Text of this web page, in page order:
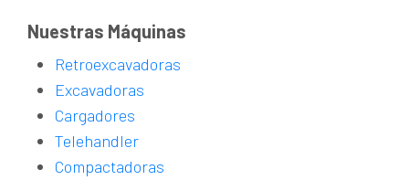
Nuestras Máquinas
Retroexcavadoras
Excavadoras
Cargadores
Telehandler
Compactadoras